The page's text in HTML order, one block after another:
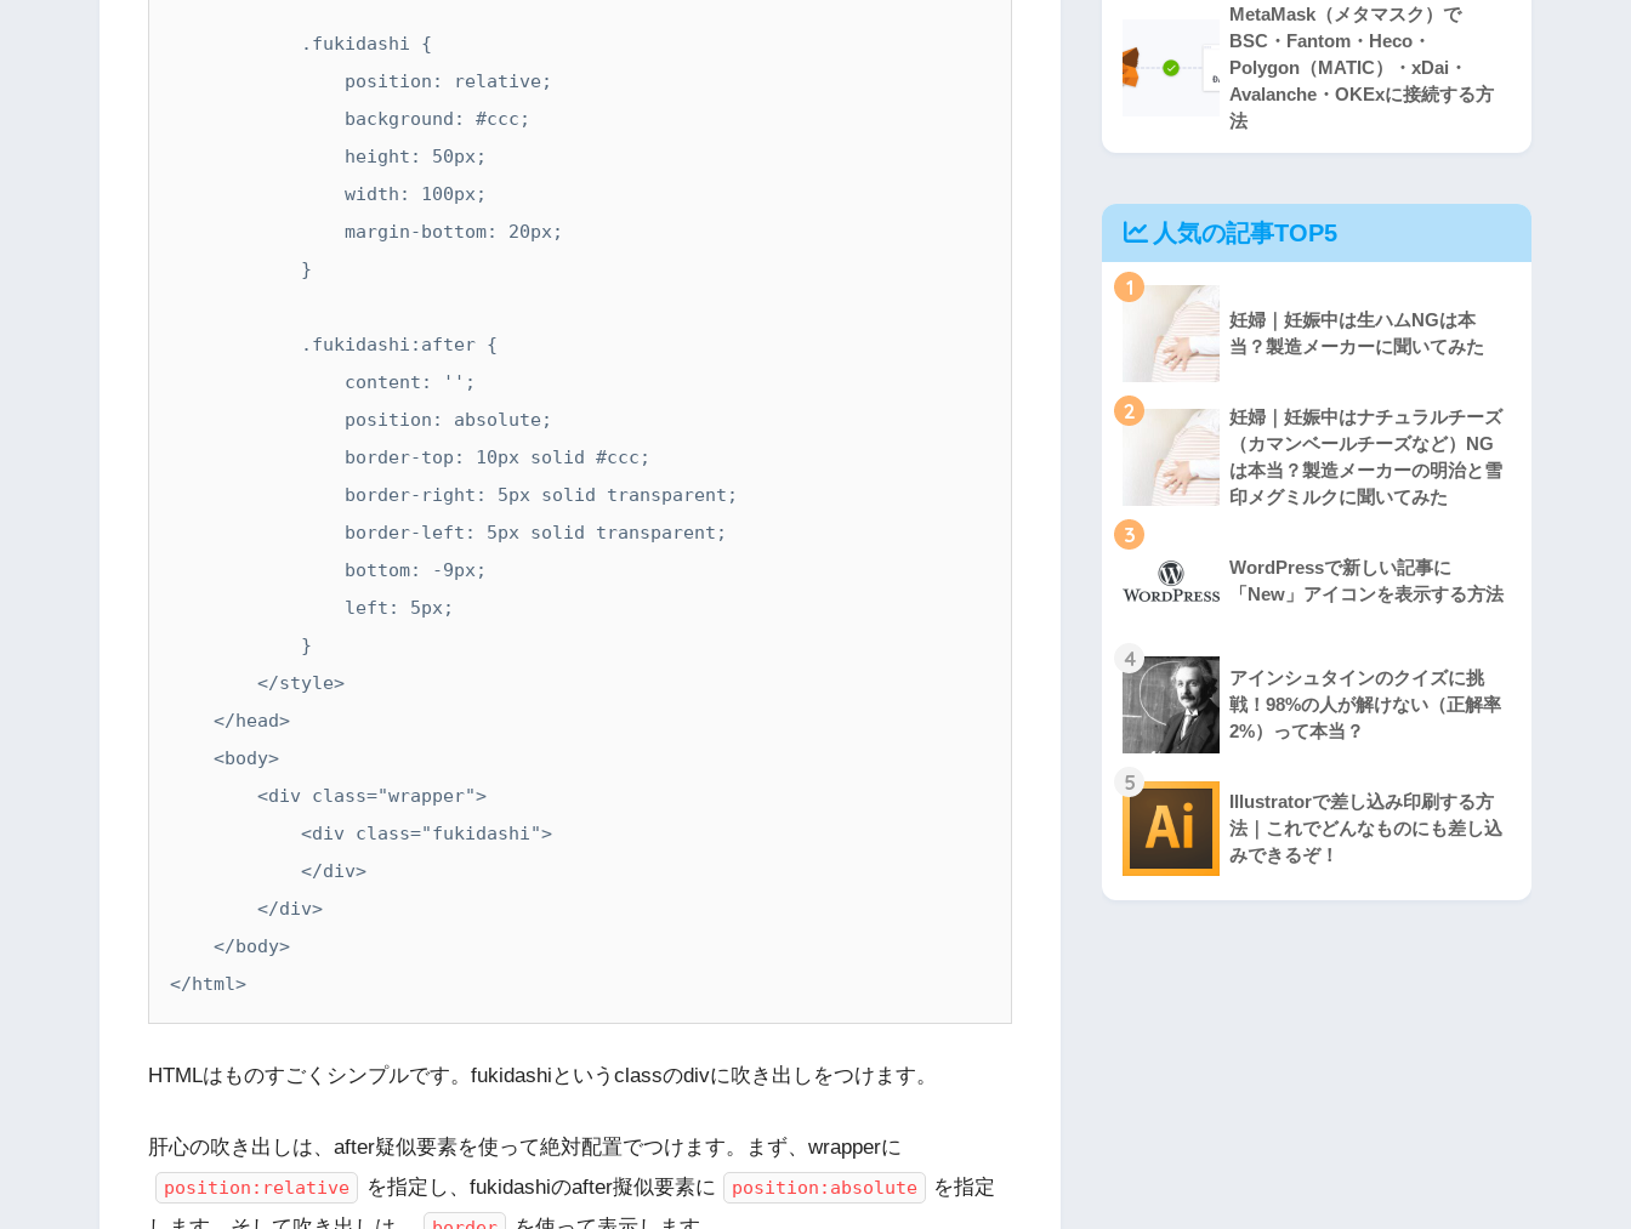
                width: 100px;
                margin-bottom: 20px;
        </style>
    </head>
    <body>
        <div class="wrapper">
            <div class="fukidashi">
            </div>
        </div>
    </body>
</html>
HTMLはものすごくシンプルです。fukidashiというclassのdivに吹き出しをつけます。
肝心の吹き出しは、after疑似要素を使って絶対配置でつけます。まず、wrapperに
position:relative を指定し、fukidashiのafter擬似要素に position:absolute
を指定
MetaMask（メタマスク）で
BSC・Fantom・Heco・
Polygon（MATIC）・xDai・
Avalanche・OKExに接続する方
法
人気の記事TOP5
1
妊婦｜妊娠中は生ハムNGは本
当？製造メーカーに聞いてみた
2
妊婦｜妊娠中はナチュラルチーズ
（カマンベールチーズなど）NG
は本当？製造メーカーの明治と雪
印メグミルクに聞いてみた
3
WordPressで新しい記事に
「New」アイコンを表示する方法
4
アインシュタインのクイズに挑
戦！98%の人が解けない（正解率
2%）って本当？
5
Illustratorで差し込み印刷する方
法｜これでどんなものにも差し込
みできるぞ！